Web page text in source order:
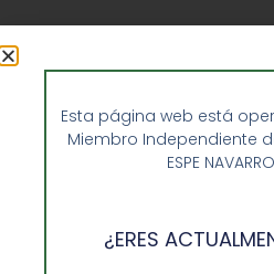
Esta página web está
Miembro Independiente
ESPE
¿ERES